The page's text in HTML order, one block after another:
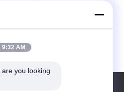
9:32 AM
you looking